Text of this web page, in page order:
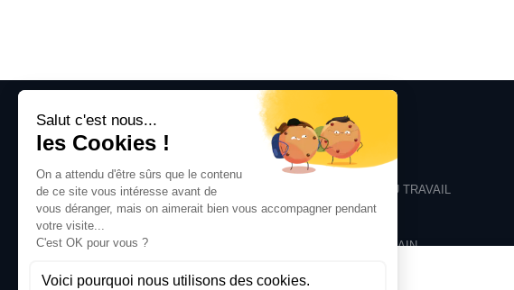
ACCUEIL
SOLUTION
EXPERTISES
BLOG
SOLUTION
SANTÉ SÉCURITÉ AU TRAVAIL
ENVIRONMENT
MANAGEMENT TERRAIN